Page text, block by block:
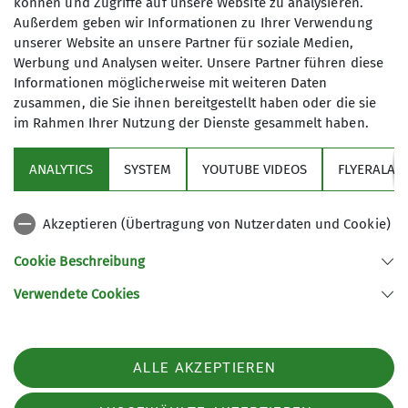
Gegründet 1961 als Bergsportgruppe
Siemens Balanstraße sind wir seit
1989 eine eigenständige Sektion
innerhalb des Deutschen
Alpenvereins:DAV Sektion
Im Jahr 2009 haben wir unsere Hütte,
Wir sind eine sehr aktive Sektion mit
einer stattlichen Anzahl von
Bergtouren jeglicher Couleur
(Bergwanderungen, Hochtouren,
Klettersteige und mehr). Siehe
Jahresprogramm. Daneben
bieten wir für unseren Mitgliedern
Anfrage senden
Programm
82216 Maisach
Telefon +4981415294440
Außerdem geben wir Informationen zu Ihrer Verwendung
unserer Website an unsere Partner für soziale Medien,
Werbung und Analysen weiter. Unsere Partner führen diese
Informationen möglicherweise mit weiteren Daten
zusammen, die Sie ihnen bereitgestellt haben oder die sie
im Rahmen Ihrer Nutzung der Dienste gesammelt haben.
ANALYTICS SYSTEM YOUTUBE VIDEOS
Akzeptieren (Übertragung von Nutzerdaten und Cookie)
Cookie Beschreibung
Verwendete Cookies
ALLE AKZEPTIEREN